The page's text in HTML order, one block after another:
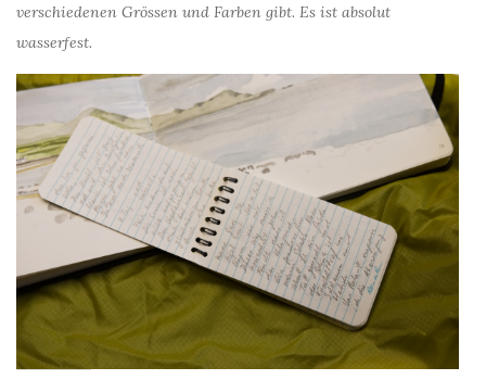
verschiedenen Grössen und Farben gibt. Es ist absolut
wasserfest.